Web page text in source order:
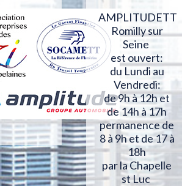
AMPLITUDETT
Romilly sur
Seine
est ouvert:
du Lundi au
Vendredi:
de 9h à 12h et
de 14h à 17h
permanence de
8 à 9h et de 17 à
18h
par la Chapelle
st Luc